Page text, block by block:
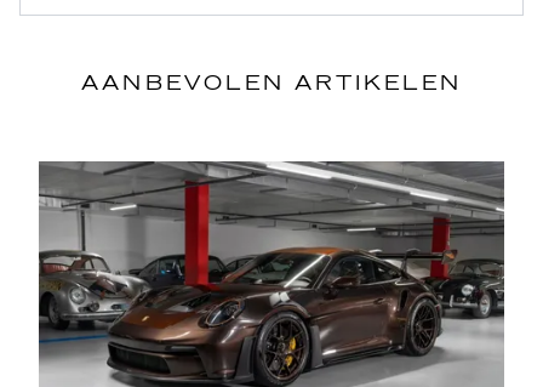
AANBEVOLEN ARTIKELEN